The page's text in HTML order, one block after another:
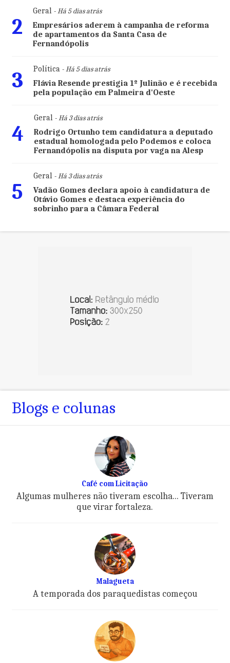
2
Geral- Há 5 dias atrás
Empresários aderem à campanha de reforma
de apartamentos da Santa Casa de
Fernandópolis
3 Política- Há 5 dias atrás
Flávia Resende prestigia 1º Julinão e é recebida
pela população em Palmeira d'Oeste
4
Geral- Há 3 dias atrás
Rodrigo Ortunho tem candidatura a deputado
estadual homologada pelo Podemos e coloca
Fernandópolis na disputa por vaga na Alesp
5
Geral- Há 3 dias atrás
Vadão Gomes declara apoio à candidatura de
Otávio Gomes e destaca experiência do
sobrinho para a Câmara Federal
Blogs e colunas
Café com Licitação
Algumas mulheres não tiveram escolha... Tiveram
que virar fortaleza.
Malagueta
A temporada dos paraquedistas começou